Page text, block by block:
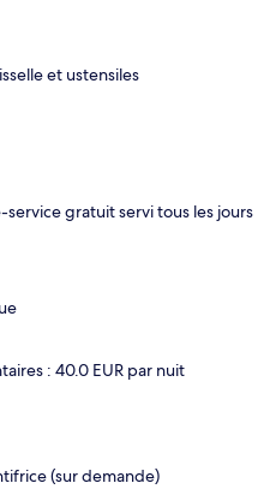
et ustensiles
gratuit servi tous les jours
: 40.0 EUR par nuit
(sur demande)